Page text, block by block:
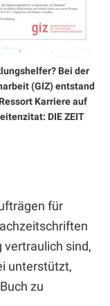
Bei der
(GIZ) entstand
Karriere auf
DIE ZEIT
für
vertraulich sind,
unterstützt,
zu